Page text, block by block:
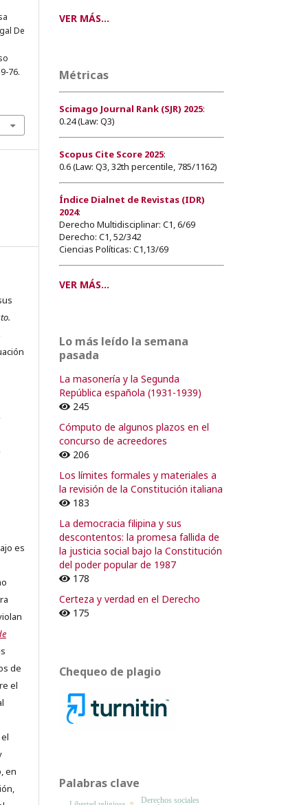
De
76.
es
de
el
en
VER MÁS...
Métricas
Scimago Journal Rank (SJR) 2025:
0.24 (Law: Q3)
Scopus Cite Score 2025:
0.6 (Law: Q3, 32th percentile, 785/1162)
Índice Dialnet de Revistas (IDR)
2024:
Derecho Multidisciplinar: C1, 6/69
Derecho: C1, 52/342
Ciencias Políticas: C1,13/69
VER MÁS...
Lo más leído la semana
pasada
La masonería y la Segunda
República española (1931-1939)
245
Cómputo de algunos plazos en el
concurso de acreedores
206
Los límites formales y materiales a
la revisión de la Constitución italiana
183
La democracia filipina y sus
descontentos: la promesa fallida de
la justicia social bajo la Constitución
del poder popular de 1987
178
Certeza y verdad en el Derecho
175
Chequeo de plagio
Palabras clave
Derechos sociales
Libertad religiosa